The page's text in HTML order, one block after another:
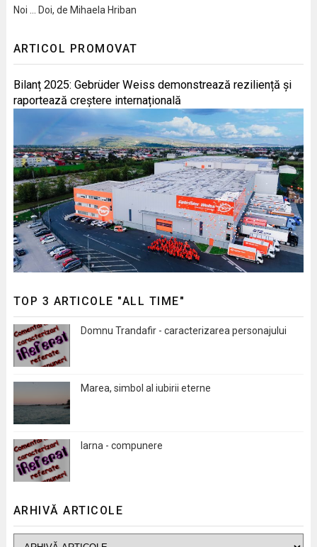
Noi … Doi, de Mihaela Hriban
ARTICOL PROMOVAT
Bilanț 2025: Gebrüder Weiss demonstrează reziliență și
raportează creștere internațională
TOP 3 ARTICOLE "ALL TIME"
Domnu Trandafir - caracterizarea personajului
Marea, simbol al iubirii eterne
Iarna - compunere
ARHIVĂ ARTICOLE